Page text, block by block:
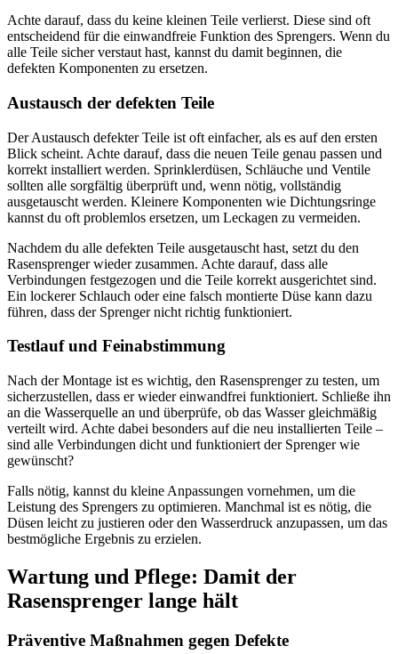
Achte darauf, dass du keine kleinen Teile verlierst. Diese sind oft
entscheidend für die einwandfreie Funktion des Sprengers. Wenn du
alle Teile sicher verstaut hast, kannst du damit beginnen, die
defekten Komponenten zu ersetzen.
Austausch der defekten Teile
Der Austausch defekter Teile ist oft einfacher, als es auf den ersten
Blick scheint. Achte darauf, dass die neuen Teile genau passen und
korrekt installiert werden. Sprinklerdüsen, Schläuche und Ventile
sollten alle sorgfältig überprüft und, wenn nötig, vollständig
ausgetauscht werden. Kleinere Komponenten wie Dichtungsringe
kannst du oft problemlos ersetzen, um Leckagen zu vermeiden.
Nachdem du alle defekten Teile ausgetauscht hast, setzt du den
Rasensprenger wieder zusammen. Achte darauf, dass alle
Verbindungen festgezogen und die Teile korrekt ausgerichtet sind.
Ein lockerer Schlauch oder eine falsch montierte Düse kann dazu
führen, dass der Sprenger nicht richtig funktioniert.
Testlauf und Feinabstimmung
Nach der Montage ist es wichtig, den Rasensprenger zu testen, um
sicherzustellen, dass er wieder einwandfrei funktioniert. Schließe ihn
an die Wasserquelle an und überprüfe, ob das Wasser gleichmäßig
verteilt wird. Achte dabei besonders auf die neu installierten Teile –
sind alle Verbindungen dicht und funktioniert der Sprenger wie
gewünscht?
Falls nötig, kannst du kleine Anpassungen vornehmen, um die
Leistung des Sprengers zu optimieren. Manchmal ist es nötig, die
Düsen leicht zu justieren oder den Wasserdruck anzupassen, um das
bestmögliche Ergebnis zu erzielen.
Wartung und Pflege: Damit der
Rasensprenger lange hält
Präventive Maßnahmen gegen Defekte